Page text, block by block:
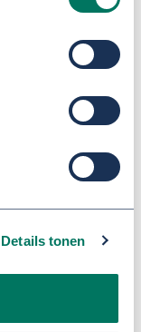
Details tonen